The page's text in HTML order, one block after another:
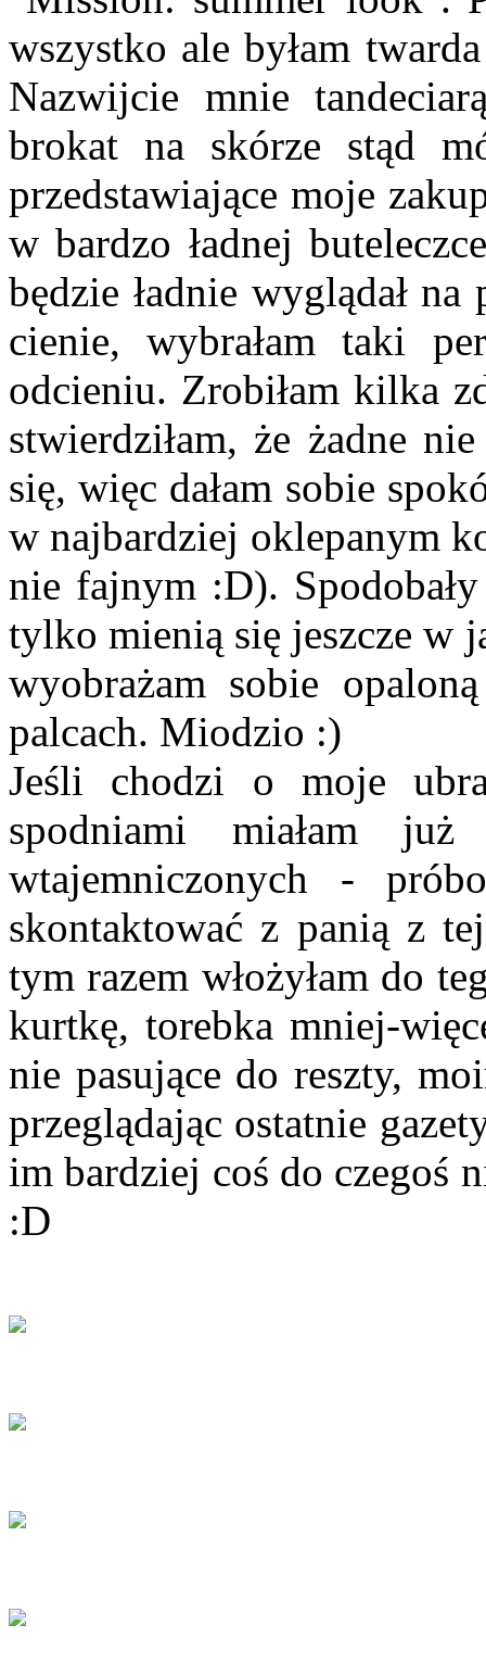
wszystko ale byłam
Nazwijcie mnie
brokat na skórze stąd
przedstawiające moje
w bardzo ładnej
będzie ładnie wyglądał
cienie, wybrałam taki
odcieniu. Zrobiłam kilka
stwierdziłam, że żadne
się, więc dałam sobie
w najbardziej oklepanym
nie fajnym :D).
tylko mienią się jeszcze w
wyobrażam sobie
palcach. Miodzio :)
Jeśli chodzi o moje
spodniami miałam
wtajemniczonych -
skontaktować z panią z
tym razem włożyłam do
kurtkę, torebka mniej-
nie pasujące do reszty,
przeglądając ostatnie
im bardziej coś do czegoś
:D